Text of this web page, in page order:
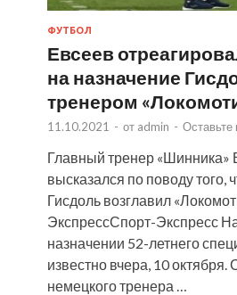
ФУТБОЛ
Евсеев
на назначение
тренером
11.10.2021 - от admin - Оставьте
Главный тренер «Шинника»
высказался по поводу того,
Гисдоль возглавил
ЭкспрессСпорт-Экспресс
назначении 52-летнего
известно вчера, 10 октября.
немецкого тренера …